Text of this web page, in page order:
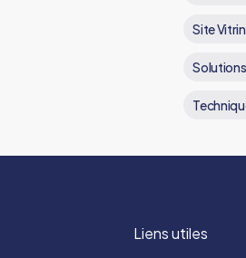
Site
Liens utiles